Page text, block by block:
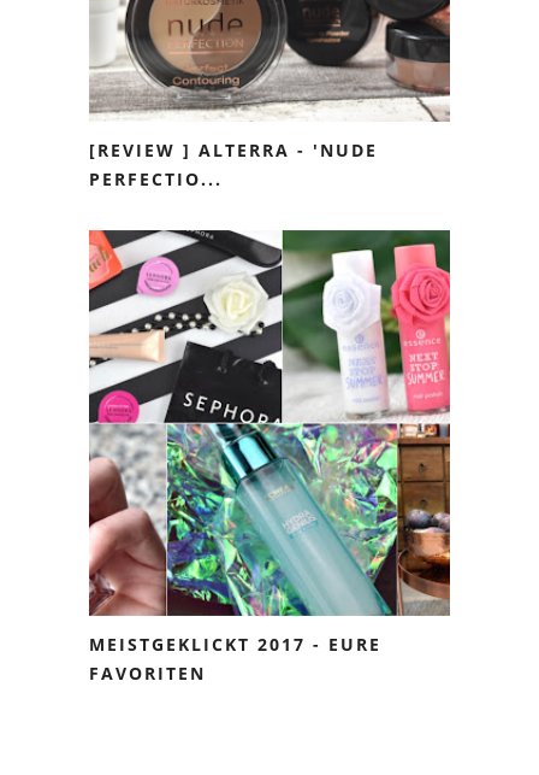
[REVIEW ] ALTERRA - 'NUDE
PERFECTIO...
MEISTGEKLICKT 2017 - EURE
FAVORITEN